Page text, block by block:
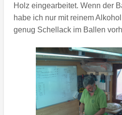
Holz eingearbeitet. Wenn der
habe ich nur mit reinem
genug Schellack im Ballen